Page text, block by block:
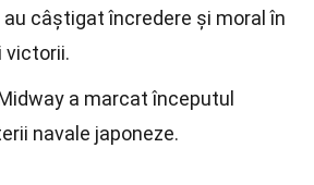
câștigat încredere și moral în
victorii.
a marcat începutul
navale japoneze.